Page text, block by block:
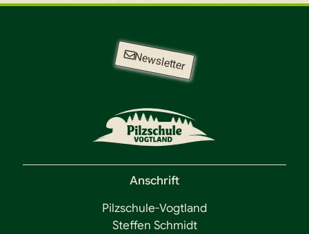
Newsletter
Anschrift
Pilzschule-Vogtland
Steffen Schmidt